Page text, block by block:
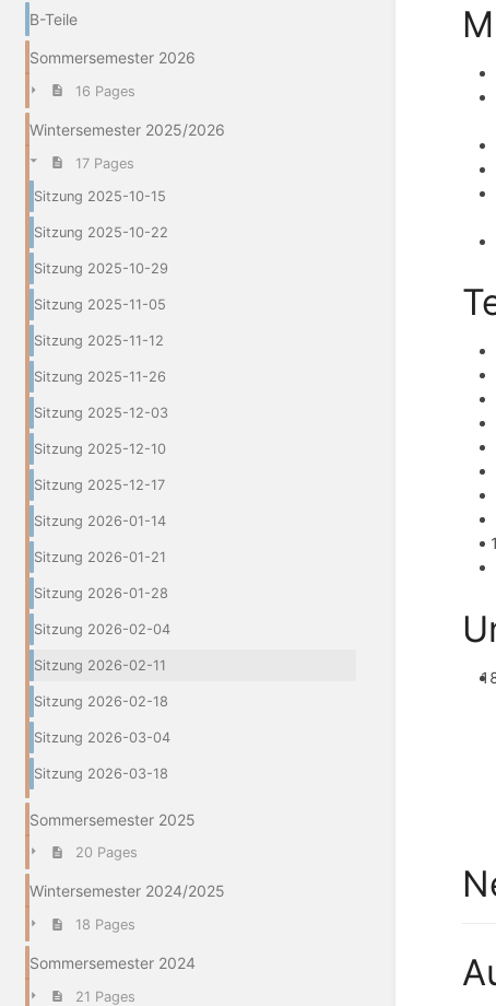
B-Teile
Sommersemester 2026
16 Pages
Wintersemester 2025/2026
17 Pages
Sitzung 2025-10-15
Sitzung 2025-10-22
Sitzung 2025-10-29
Sitzung 2025-11-05
Sitzung 2025-11-12
Sitzung 2025-11-26
Sitzung 2025-12-03
Sitzung 2025-12-10
Sitzung 2025-12-17
Sitzung 2026-01-14
Sitzung 2026-01-21
Sitzung 2026-01-28
Sitzung 2026-02-04
Sitzung 2026-02-11
Sitzung 2026-02-18
Sitzung 2026-03-04
Sitzung 2026-03-18
Sommersemester 2025
20 Pages
Wintersemester 2024/2025
18 Pages
Sommersemester 2024
21 Pages